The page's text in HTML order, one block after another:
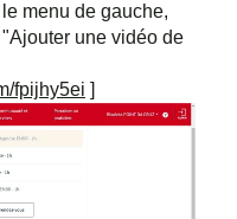
menu de gauche,
une vidéo de
fpijhy5ei ]